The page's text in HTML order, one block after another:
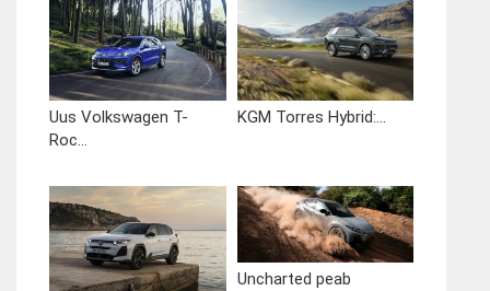
Uus Volkswagen T-
Roc...
KGM Torres Hybrid:...
Uncharted peab